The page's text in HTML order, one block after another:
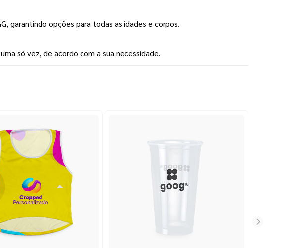
garantindo opções para todas as idades e corpos.
só vez, de acordo com a sua necessidade.